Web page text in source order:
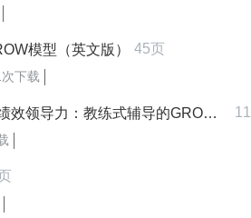
模型（英文版） 45页
次下载
导力：教练式辅导的GROW模型